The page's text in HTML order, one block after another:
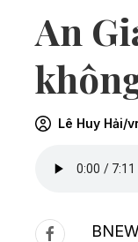
An
Lê Huy Hải/